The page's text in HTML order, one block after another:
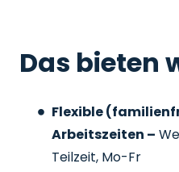
Das bieten
Flexible
Arbeitszeiten –
Teilzeit, Mo-Fr